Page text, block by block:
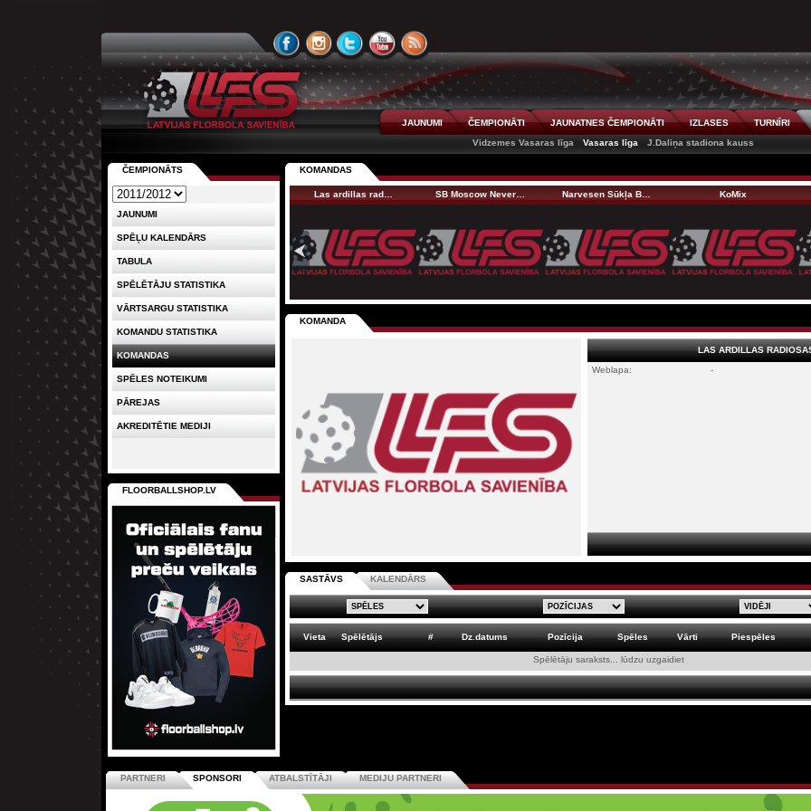
JAUNUMI ČEMPIONĀTI JAUNATNES ČEMPIONĀTI IZLASES TURNĪRI
Vidzemes Vasaras līga
Vasaras līga J.Daliņa stadiona kauss
KOMANDAS
Las ardillas rad… SB Moscow Never… Narvesen Sūkļa B… KoMix
KOMANDA
LAS ARDILLAS
Weblapa:
-
SASTĀVS KALENDĀRS
Vieta Spēlētājs # Dz.datums Pozīcija Spēles Vārti Piespēles
Spēlētāju saraksts... lūdzu uzgaidiet
ČEMPIONĀTS
JAUNUMI
SPĒĻU KALENDĀRS
TABULA
SPĒLĒTĀJU STATISTIKA
VĀRTSARGU STATISTIKA
KOMANDU STATISTIKA
KOMANDAS
SPĒLES NOTEIKUMI
PĀREJAS
AKREDITĒTIE MEDIJI
FLOORBALLSHOP.LV
PARTNERI SPONSORI ATBALSTĪTĀJI MEDIJU PARTNERI